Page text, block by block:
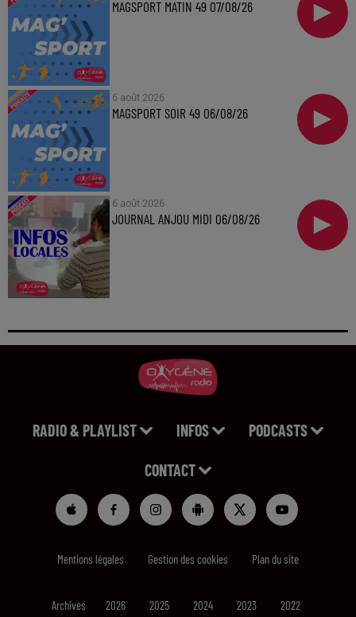
MAGSPORT MATIN 49 07/08/26
6 août 2026
MAGSPORT SOIR 49 06/08/26
6 août 2026
JOURNAL ANJOU MIDI 06/08/26
RADIO & PLAYLIST INFOS PODCASTS
CONTACT
Mentions légales Gestion des cookies Plan du site
Archives 2026 2025 2024 2023 2022